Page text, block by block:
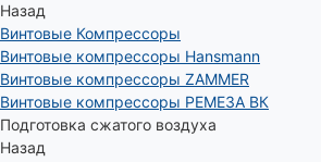
Назад
Винтовые Компрессоры
Винтовые компрессоры Hansmann
Винтовые компрессоры ZAMMER
Винтовые компрессоры РЕМЕЗА ВК
Подготовка сжатого воздуха
Назад